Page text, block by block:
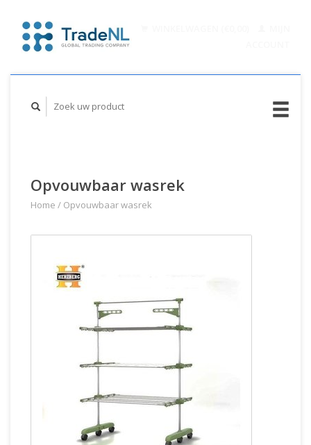
Opvouwbaar wasrek
Home / Opvouwbaar wasrek